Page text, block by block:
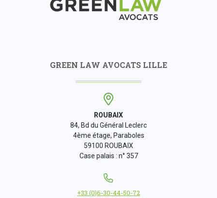
GREEN LAW AVOCATS LILLE
ROUBAIX
84, Bd du Général Leclerc
4ème étage, Paraboles
59100 ROUBAIX
Case palais : n° 357
+33 (0)6-30-44-50-72